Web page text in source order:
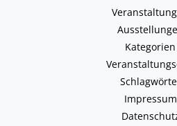
Kategorien
Impressum